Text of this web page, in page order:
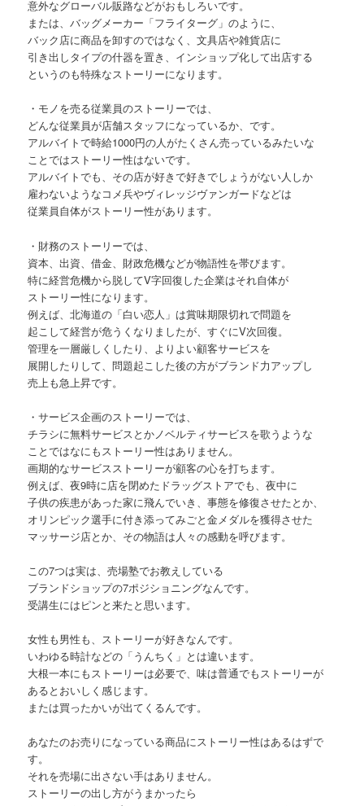
意外なグローバル販路などがおもしろいです。
または、バッグメーカー「フライターグ」のように、
バック店に商品を卸すのではなく、文具店や雑貨店に
引き出しタイプの什器を置き、インショップ化して出店する
というのも特殊なストーリーになります。
・モノを売る従業員のストーリーでは、
どんな従業員が店舗スタッフになっているか、です。
アルバイトで時給1000円の人がたくさん売っているみたいな
ことではストーリー性はないです。
アルバイトでも、その店が好きで好きでしょうがない人しか
雇わないようなコメ兵やヴィレッジヴァンガードなどは
従業員自体がストーリー性があります。
・財務のストーリーでは、
資本、出資、借金、財政危機などが物語性を帯びます。
特に経営危機から脱してV字回復した企業はそれ自体が
ストーリー性になります。
例えば、北海道の「白い恋人」は賞味期限切れで問題を
起こして経営が危うくなりましたが、すぐにV次回復。
管理を一層厳しくしたり、よりよい顧客サービスを
展開したりして、問題起こした後の方がブランド力アップし
売上も急上昇です。
・サービス企画のストーリーでは、
チラシに無料サービスとかノベルティサービスを歌うような
ことではなにもストーリー性はありません。
画期的なサービスストーリーが顧客の心を打ちます。
例えば、夜9時に店を閉めたドラッグストアでも、夜中に
子供の疾患があった家に飛んでいき、事態を修復させたとか、
オリンピック選手に付き添ってみごと金メダルを獲得させた
マッサージ店とか、その物語は人々の感動を呼びます。
この7つは実は、売場塾でお教えしている
ブランドショップの7ポジショニングなんです。
受講生にはピンと来たと思います。
女性も男性も、ストーリーが好きなんです。
いわゆる時計などの「うんちく」とは違います。
大根一本にもストーリーは必要で、味は普通でもストーリーが
あるとおいしく感じます。
または買ったかいが出てくるんです。
あなたのお売りになっている商品にストーリー性はあるはずで
す。
それを売場に出さない手はありません。
ストーリーの出し方がうまかったら